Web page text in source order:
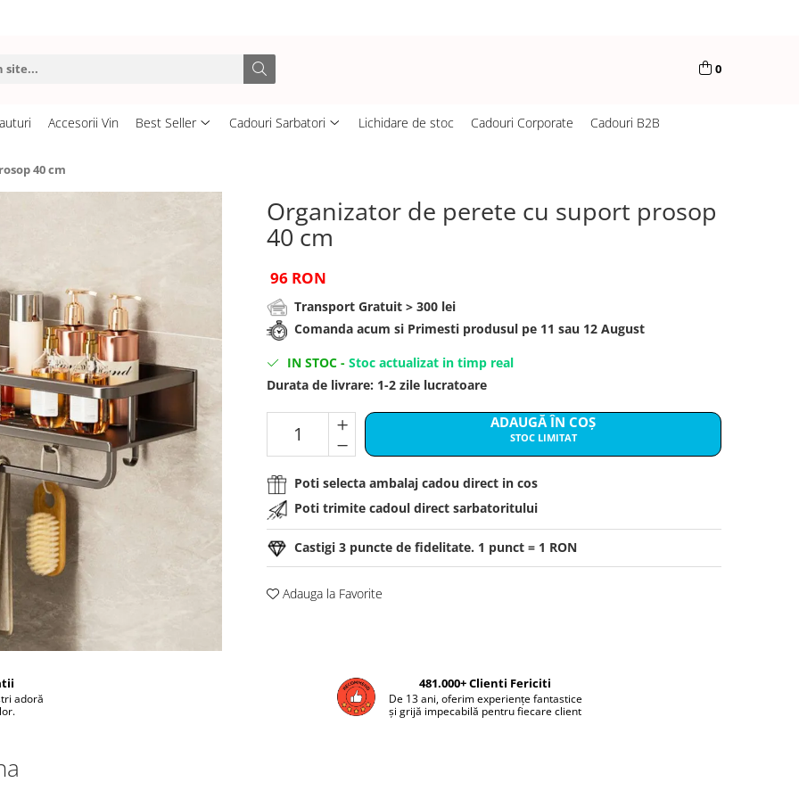
0
Accesorii Vin Best Seller Cadouri Sarbatori Lichidare de stoc Cadouri Corporate Cadouri B2B
40 cm
Organizator de perete cu suport prosop
40 cm
96 RON
Transport Gratuit > 300 lei
Comanda acum si Primesti produsul pe 11 sau 12 August
IN STOC - Stoc actualizat in timp real
Durata de livrare: 1-2 zile lucratoare
ADAUGĂ ÎN COȘ
STOC LIMITAT
Poti selecta ambalaj cadou direct in cos
Poti trimite cadoul direct sarbatoritului
Castigi 3 puncte de fidelitate. 1 punct = 1 RON
Adauga la Favorite
adoră
481.000+ Clienti Fericiti
De 13 ani, oferim experiențe fantastice
și grijă impecabilă pentru fiecare client